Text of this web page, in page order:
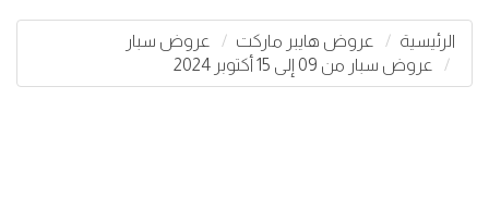
الرئيسية عروض هايبر ماركت
عروض سبار
عروض سبار من 09 إلى 15 أكتوبر 2024